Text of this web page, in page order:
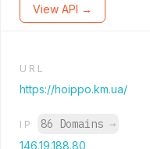
View API →
URL
https://hoippo.km.ua/
IP 86 Domains →
146.19.188.80